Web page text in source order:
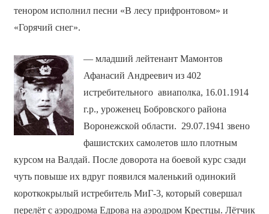
тенором исполнил песни «В лесу прифронтовом» и
«Горячий снег».
— младший лейтенант Мамонтов
Афанасий Андреевич из 402
истребительного авиаполка, 16.01.1914
г.р., уроженец Бобровского района
Воронежской области. 29.07.1941 звено
фашистских самолетов шло плотным
курсом на Валдай. После доворота на боевой курс сзади
чуть повыше их вдруг появился маленький одинокий
короткокрылый истребитель МиГ-3, который совершал
перелёт с аэродрома Едрова на аэродром Крестцы. Лётчик